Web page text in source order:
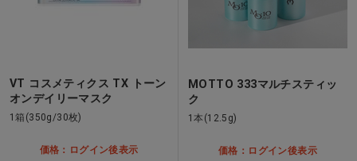
VT コスメティクス TX トーン
オンデイリーマスク
1箱(350g/30枚)
価格：ログイン後表示
MOTTO 333マルチスティッ
ク
1本(12.5g)
価格：ログイン後表示